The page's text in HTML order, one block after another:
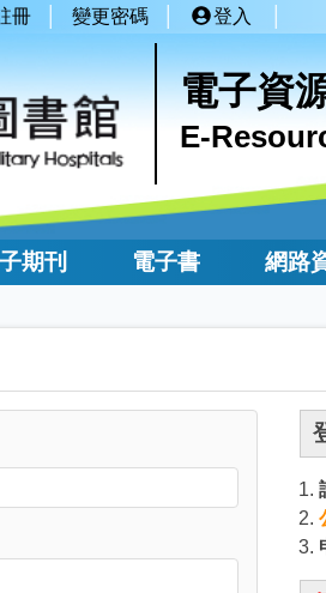
冊 變更密碼 登入
電子資
E-
期刊 電子書 網路